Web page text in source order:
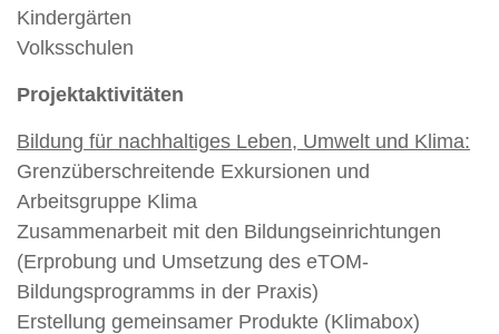
Kindergärten
Volksschulen
Projektaktivitäten
Bildung für nachhaltiges Leben, Umwelt und Klima:
Grenzüberschreitende Exkursionen und
Arbeitsgruppe Klima
Zusammenarbeit mit den Bildungseinrichtungen
(Erprobung und Umsetzung des eTOM-
Bildungsprogramms in der Praxis)
Erstellung gemeinsamer Produkte (Klimabox)